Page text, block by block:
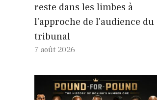
reste dans les limbes à
l'approche de l'audience du
tribunal
7 août 2026